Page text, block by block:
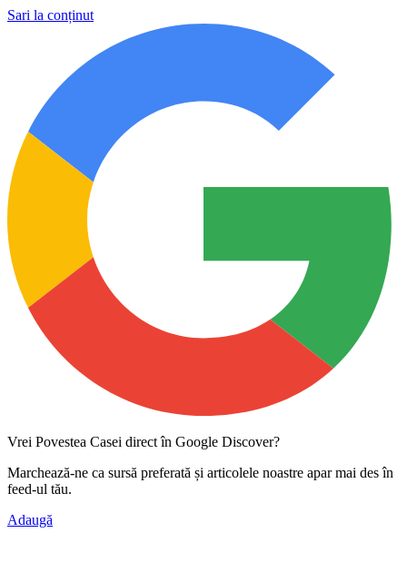
Sari la conținut
Vrei Povestea Casei direct în Google Discover?
Marchează-ne ca sursă preferată și articolele noastre apar mai des în
feed-ul tău.
Adaugă